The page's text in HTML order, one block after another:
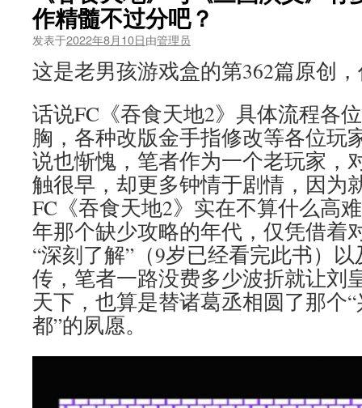
作精髓不过分吧？
发表于2022年8月10日由管理员
这是老男孩游戏盒的第362篇原创
话说FC《吞食天地2》具体流程各
胸，各种改版金手指修改等各位玩
说也惭愧，笔者作为一个老玩家，
触很早，却更多钟情于剧情，因为
FC《吞食天地2》实在不算什么高
年那个缺少攻略的年代，仅凭借着
“深刻了解”（9岁已经看完此书）
传，笔者一路没费多少波折就让刘
天下，也算是替诸葛丞相圆了那个
都”的夙愿。